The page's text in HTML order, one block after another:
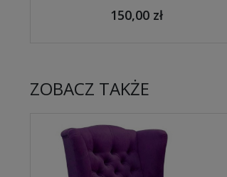
150,00 zł
ZOBACZ TAKŻE